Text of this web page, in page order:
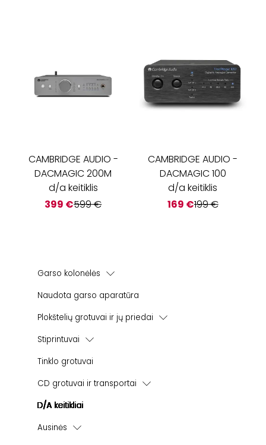
Garso kolonėlės
Lentyninės garso kolonėlės
Namų kino sistemos
Instaliacinės kolonėlės
Lauko kolonėlės
Naudota garso aparatūra
Plokštelių grotuvai ir jų priedai
Korekciniai stiprintuvai
Stiprintuvai
Integruoti stiprintuvai
Galios stiprintuvai
Tinklo grotuvai
CD grotuvai ir transportai
CD grotuvai
D/A keitikliai
Ausinės
CAMBRIDGE AUDIO -
DACMAGIC 200M
d/a keitiklis
399 €599€
CAMBRIDGE AUDIO -
DACMAGIC 100
d/a keitiklis
169 €199€